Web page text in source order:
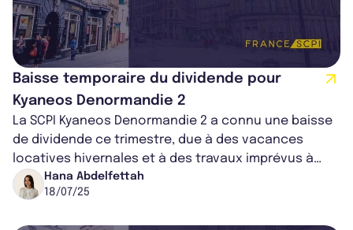
Baisse temporaire du dividende pour
Kyaneos Denormandie 2
La SCPI Kyaneos Denormandie 2 a connu une baisse
de dividende ce trimestre, due à des vacances
locatives hivernales et à des travaux imprévus à
Montargis. Ces interventions visent...
Hana Abdelfettah
18/07/25